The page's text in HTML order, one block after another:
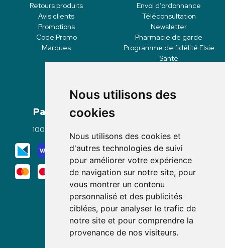
Nous utilisons des
cookies
Nous utilisons des cookies et
d'autres technologies de suivi
pour améliorer votre expérience
de navigation sur notre site, pour
vous montrer un contenu
personnalisé et des publicités
ciblées, pour analyser le trafic de
notre site et pour comprendre la
provenance de nos visiteurs.
Retours produits
Avis clients
Promotions
Code Promo
Marques
Envoi d’ordonnance
Téléconsultation
Newsletter
Pharmacie de garde
Programme de fidélité Elsie
Santé
Paiement
100% sécurisé
Mode de livraison
Nous suivre